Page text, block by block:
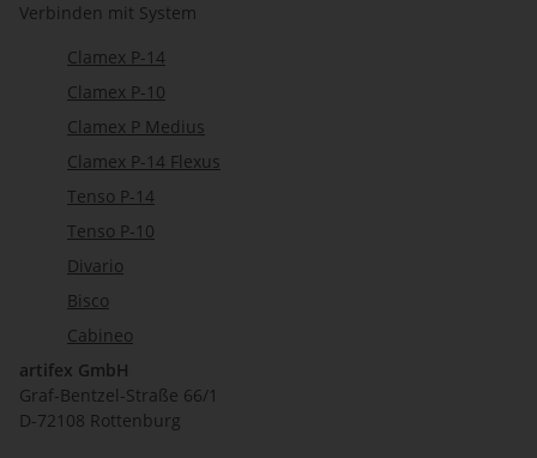
Verbinden mit System
Clamex P-14
Clamex P-10
Clamex P Medius
Clamex P-14 Flexus
Tenso P-14
Tenso P-10
Divario
Bisco
Cabineo
artifex GmbH
Graf-Bentzel-Straße 66/1
D-72108 Rottenburg